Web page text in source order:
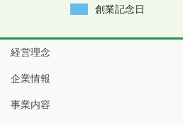
創業記念日
経営理念
企業情報
事業内容